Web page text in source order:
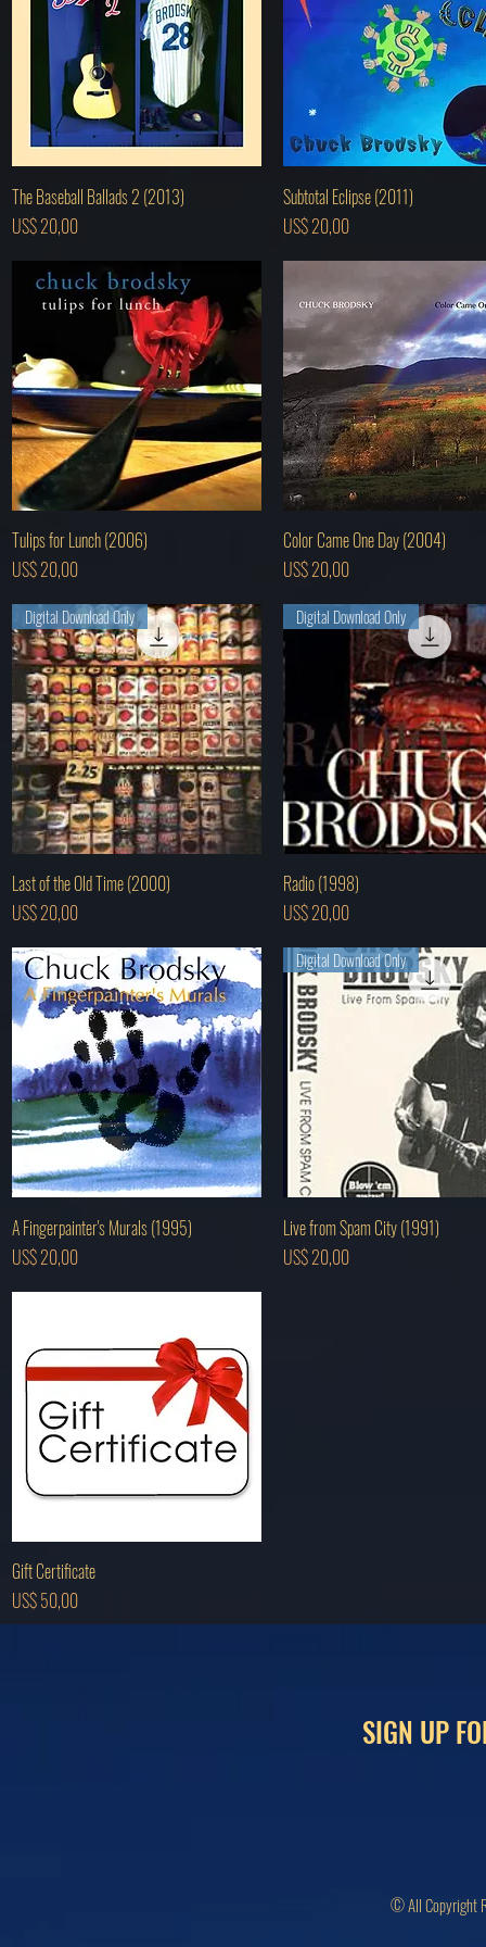
Visualização rápida
The Baseball Ballads 2 (2013)
Preço
US$ 20,00
Visualização rápida
Subtotal Eclipse (2011)
Preço
US$ 20,00
Visualização rápida
Tulips for Lunch (2006)
Preço
US$ 20,00
Visualização rápida
Color Came One Day (2004)
Preço
US$ 20,00
Visualização rápida
Digital Download Only
Last of the Old Time (2000)
Preço
US$ 20,00
Digital Download Only
Radio (1998)
Preço
US$ 20,00
Visualização rápida
A Fingerpainter's Murals (1995)
Preço
US$ 20,00
Visualização rápida
Digital Download Only
Live from Spam City (1991)
Preço
US$ 20,00
Visualização rápida
Gift Certificate
Preço
US$ 50,00
SIGN UP
© All Copyright